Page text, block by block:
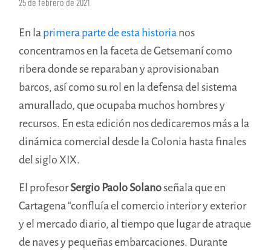
25 de febrero de 2021
En laprimera parte de esta historianos
concentramos en la faceta de Getsemaní como
ribera donde se reparaban y aprovisionaban
barcos, así como su rol en la defensa del sistema
amurallado, que ocupaba muchos hombres y
recursos. En esta edición nos dedicaremos más a la
dinámica comercial desde la Colonia hasta finales
del siglo XIX.
El profesorSergio Paolo Solanoseñala que en
Cartagena “confluía el comercio interior y exterior
y el mercado diario, al tiempo que lugar de atraque
de naves y pequeñas embarcaciones. Durante